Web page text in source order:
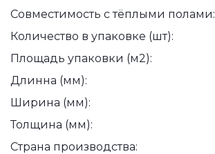
Совместимость с тёплыми полами:
Количество в упаковке (шт):
Площадь упаковки (м2):
Длинна (мм):
Ширина (мм):
Толщина (мм):
Страна производства: